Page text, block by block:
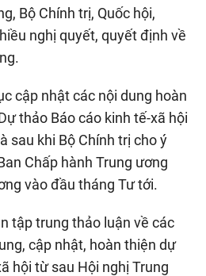
Bộ Chính trị, Quốc hội,
nghị quyết, quyết định về
cập nhật các nội dung hoàn
thảo Báo cáo kinh tế-xã hội
sau khi Bộ Chính trị cho ý
Chấp hành Trung ương
vào đầu tháng Tư tới.
tập trung thảo luận về các
cập nhật, hoàn thiện dự
hội từ sau Hội nghị Trung